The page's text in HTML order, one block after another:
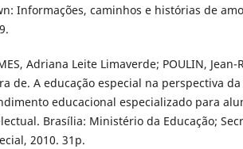
Informações, caminhos e histórias de
Adriana Leite Limaverde; POULIN, Jean-
de. A educação especial na perspectiva
educacional especializado para
Brasília: Ministério da Educação;
2010. 31p.